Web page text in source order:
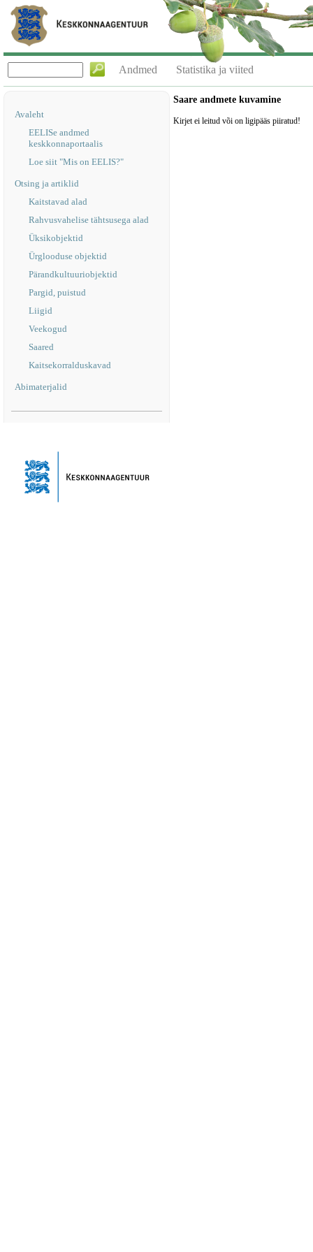
Andmed Statistika ja viited
Avaleht
EELISe andmed
keskkonnaportaalis
Loe siit "Mis on EELIS?"
Otsing ja artiklid
Kaitstavad alad
Rahvusvahelise tähtsusega alad
Üksikobjektid
Ürglooduse objektid
Pärandkultuuriobjektid
Pargid, puistud
Liigid
Veekogud
Saared
Kaitsekorralduskavad
Abimaterjalid
Saare andmete kuvamine
Kirjet ei leitud või on ligipääs piiratud!